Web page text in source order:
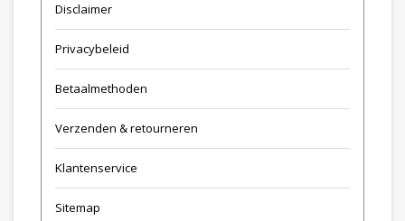
Disclaimer
Privacybeleid
Betaalmethoden
Verzenden & retourneren
Klantenservice
Sitemap